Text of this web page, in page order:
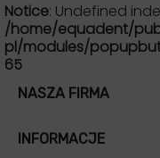
Notice: Undefined
/home/equadent/
pl/modules/
65
NASZA FIRMA
INFORMACJE